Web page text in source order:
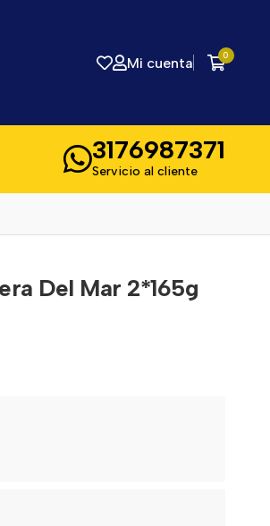
Mi cuenta 0
3176987371
Servicio al cliente
Del Mar 2*165g